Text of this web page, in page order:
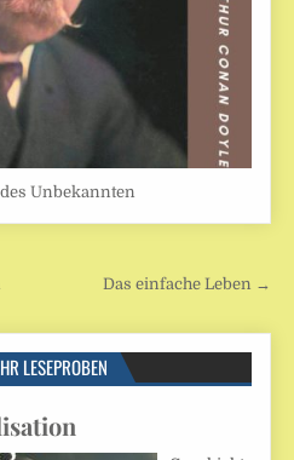
Unbekannten
Das einfache Leben →
LESEPROBEN